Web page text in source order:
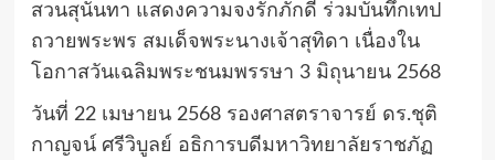
สวนสุนันทา แสดงความจงรักภักดี ร่วมบันทึกเทป
ถวายพระพร สมเด็จพระนางเจ้าสุทิดา เนื่องใน
โอกาสวันเฉลิมพระชนมพรรษา 3 มิถุนายน 2568
วันที่ 22 เมษายน 2568 รองศาสตราจารย์ ดร.ชุติ
กาญจน์ ศรีวิบูลย์ อธิการบดีมหาวิทยาลัยราชภัฏ